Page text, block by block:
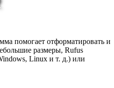
помогает отформатировать и
размеры, Rufus
Linux и т. д.) или